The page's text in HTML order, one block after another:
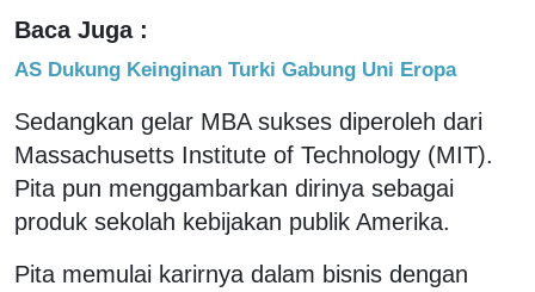
Baca Juga :
AS Dukung Keinginan Turki Gabung Uni Eropa
Sedangkan gelar MBA sukses diperoleh dari
Massachusetts Institute of Technology (MIT).
Pita pun menggambarkan dirinya sebagai
produk sekolah kebijakan publik Amerika.
Pita memulai karirnya dalam bisnis dengan